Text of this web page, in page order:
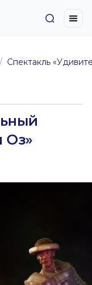
Спектакль
Оз»